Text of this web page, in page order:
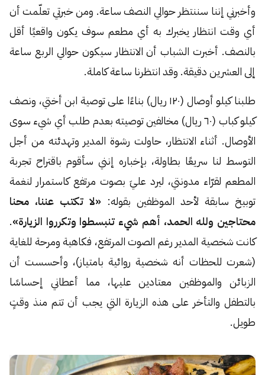
وأخبرني إننا سننتظر حوالي النصف ساعة. ومن خبرتي تعلّمت أن
أي وقت انتظار يخبرك به أي مطعم سوف يكون واقعيًا أقل
بالنصف. أخبرت الشباب أن الانتظار سيكون حوالي الربع ساعة
إلى العشرين دقيقة. وقد انتظرنا ساعة كاملة.
طلبنا كيلو أوصال (١٢٠ ريال) بناءًا على توصية ابن أختي، ونصف
كيلو كباب (٦٠ ريال) مخالفين توصيته بعدم طلب أي شيء سوى
الأوصال. أثناء الانتظار، حاولت رشوة المدير وتهدئته من أجل
التوسط لنا سريعًا بطاولة، بإخباره إنني سأقوم باقتراح تجربة
المطعم لقرّاء مدونتي، ليرد عليَ بصوت مرتفع كاستمرار لنغمة
توبيخ سابقة لأحد الموظفين بقوله: «لا تكتب عننا، محنا
محتاجين ولله الحمد، أهم شيء تنبسطوا وتكرروا الزيارة».
كانت شخصية المدير رغم الصوت المرتفع، فكاهية ومرحة للغاية
(شعرت للحظات أنه شخصية روائية بامتياز)، وأحسست أن
الزبائن والموظفين معتادين عليها، مما أعطاني إحساسًا
بالتطفل والتأخر على هذه الزيارة التي يجب أن تتم منذ وقتٍ
طويل.